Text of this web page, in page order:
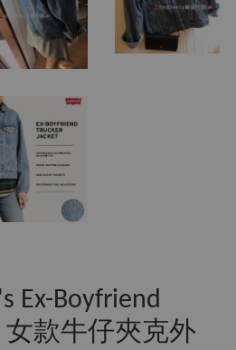
Ex-Boyfriend
女款牛仔夾克外